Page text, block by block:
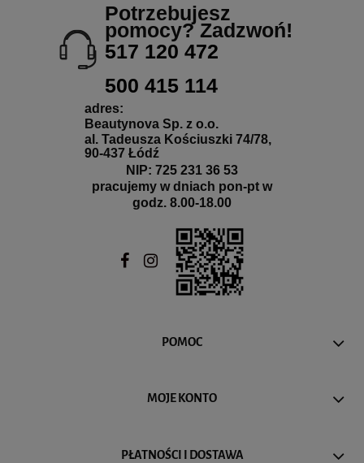
Potrzebujesz
pomocy? Zadzwoń!
517 120 472
500 415 114
adres:
Beautynova Sp. z o.o.
al. Tadeusza Kościuszki 74/78,
90-437 Łódź
NIP: 725 231 36 53
pracujemy w dniach pon-pt w
godz. 8.00-18.00
POMOC
MOJE KONTO
PŁATNOŚCI I DOSTAWA